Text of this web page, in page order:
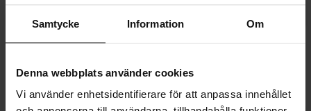
Samtycke Information Om
Denna webbplats använder cookies
Vi använder enhetsidentifierare för att anpassa innehållet
Relieff Knott Svart 24mm
88
På lager
54
På lager